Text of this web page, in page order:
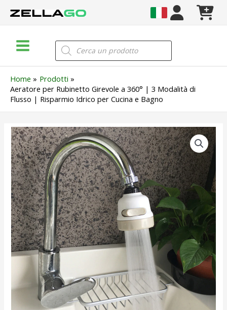
Menu
Products
search
Home
Prodotti
Aeratore per Rubinetto Girevole a 360° | 3 Modalità di
Flusso | Risparmio Idrico per Cucina e Bagno
Aeratore
per
Rubinetto
Girevole
a
360°
|
3
Modalità
di
Flusso
Risparmio
Idrico
Cucina